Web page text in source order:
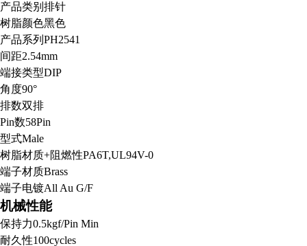
产品类别 排针
树脂颜色黑色
产品系列 PH2541
间距2.54mm
端接类型DIP
角度90°
排数双排
Pin数58Pin
型式Male
树脂材质+阻燃性PA6T,UL94V-0
端子材质Brass
端子电镀All Au G/F
机械性能
保持力0.5kgf/Pin Min
耐久性100cycles